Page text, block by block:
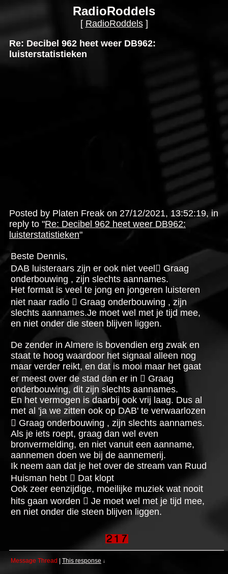
RadioRoddels
[ RadioRoddels]
Re: Decibel 962 heet weer DB962:
luisterstatistieken
Posted by Platen Freak on 27/12/2021, 13:52:19, in
reply to "Re: Decibel 962 heet weer DB962:
luisterstatistieken"
Beste Dennis,
DAB luisteraars zijn er ook niet veel Graag
onderbouwing , zijn slechts aannames.
Het format is veel te jong en jongeren luisteren
niet naar radio  Graag onderbouwing , zijn
slechts aannames.Je moet wel met je tijd mee,
en niet onder die steen blijven liggen.
De zender in Almere is bovendien erg zwak en
staat te hoog waardoor het signaal alleen nog
maar verder reikt, en dat is mooi maar het gaat
er meest over de stad dan er in  Graag
onderbouwing, dit zijn slechts aannames.
En het vermogen is daarbij ook vrij laag. Dus al
met al 'ja we zitten ook op DAB' te verwaarlozen
 Graag onderbouwing , zijn slechts aannames.
Als je iets roept, graag dan wel even
bronvermelding, en niet vanuit een aanname,
aannemen doen we bij de aannemerij.
Ik neem aan dat je het over de stream van Ruud
Huisman hebt  Dat klopt
Ook zeer eenzijdige, moeilijke muziek wat nooit
hits gaan worden  Je moet wel met je tijd mee,
en niet onder die steen blijven liggen.
Message Thread This response ↓